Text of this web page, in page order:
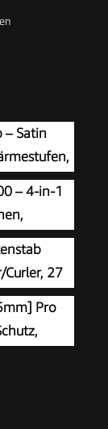
– Satin
mit
C325E
– 4‑in‑1
Curler, 27
Pro